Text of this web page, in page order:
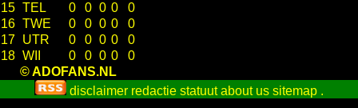
15 TEL 0 0 0 0
0
16 TWE 0 0 0 0
0
17 UTR 0 0 0 0
0
18 WII 0 0 0 0
0
© ADOFANS.NL
disclaimer redactie statuut about us sitemap .